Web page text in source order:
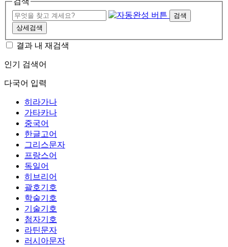
검색
상세검색
결과 내 재검색
인기 검색어
다국어 입력
히라가나
가타카나
중국어
한글고어
그리스문자
프랑스어
독일어
히브리어
괄호기호
학술기호
기술기호
첨자기호
라틴문자
러시아문자